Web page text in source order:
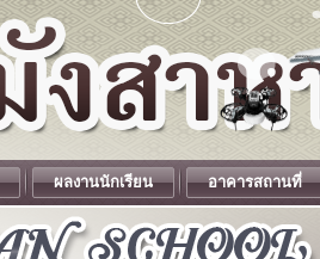
ผลงานนักเรียน อาคารสถานที่